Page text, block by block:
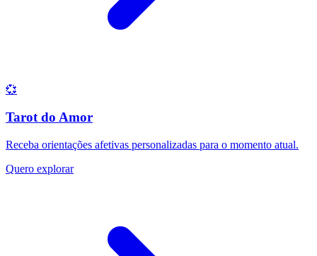
💞
Tarot do Amor
Receba orientações afetivas personalizadas para o momento atual.
Quero explorar